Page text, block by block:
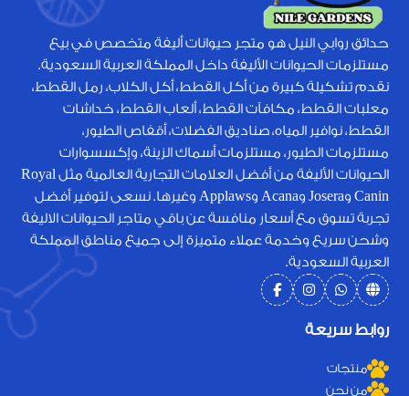
حدائق روابي النيل هو متجر حيوانات أليفة متخصص في بيع
مستلزمات الحيوانات الأليفة داخل المملكة العربية السعودية.
نقدم تشكيلة كبيرة من أكل القطط، أكل الكلاب، رمل القطط،
معلبات القطط، مكافآت القطط، ألعاب القطط، خداشات
القطط، نوافير المياه، صناديق الفضلات، أقفاص الطيور،
مستلزمات الطيور، مستلزمات أسماك الزينة، وإكسسوارات
الحيوانات الأليفة من أفضل العلامات التجارية العالمية مثل Royal
Canin وJosera وAcana وApplaws وغيرها. نسعى لتوفير أفضل
تجربة تسوق مع أسعار منافسة عن باقي متاجر الحيوانات الاليفة
وشحن سريع وخدمة عملاء متميزة إلى جميع مناطق المملكة
العربية السعودية.
روابط سريعة
منتجات
من نحن